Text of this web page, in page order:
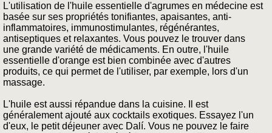
L'utilisation de l'huile essentielle d'agrumes en médecine est
basée sur ses propriétés tonifiantes, apaisantes, anti-
inflammatoires, immunostimulantes, régénérantes,
antiseptiques et relaxantes. Vous pouvez le trouver dans
une grande variété de médicaments. En outre, l'huile
essentielle d'orange est bien combinée avec d'autres
produits, ce qui permet de l'utiliser, par exemple, lors d'un
massage.
L'huile est aussi répandue dans la cuisine. Il est
généralement ajouté aux cocktails exotiques. Essayez l'un
d'eux, le petit déjeuner avec Dalí. Vous ne pouvez le faire